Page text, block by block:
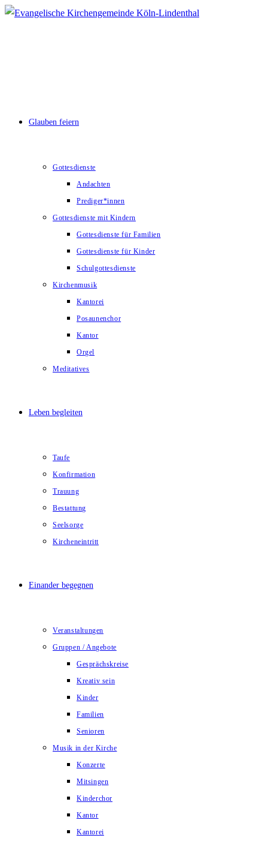
Zum
Glauben feiern
Gottesdienste
Andachten
Prediger*innen
Gottesdienste mit Kindern
Gottesdienste für Familien
Gottesdienste für Kinder
Schulgottesdienste
Kirchenmusik
Kantorei
Posaunenchor
Kantor
Orgel
Meditatives
Leben begleiten
Taufe
Konfirmation
Trauung
Bestattung
Seelsorge
Kircheneintritt
Einander begegnen
Veranstaltungen
Gruppen / Angebote
Gesprächskreise
Kreativ sein
Kinder
Familien
Senioren
Musik in der Kirche
Konzerte
Mitsingen
Kinderchor
Kantor
Kantorei